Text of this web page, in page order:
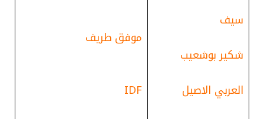
سيف
شكير بوشعيب
العربي الاصيل
موفق طريف
IDF